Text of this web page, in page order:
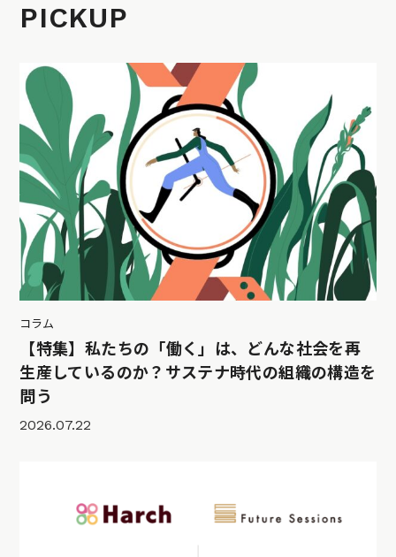
PICKUP
コラム
【特集】私たちの「働く」は、どんな社会を再
生産しているのか？サステナ時代の組織の構造を
問う
2026.07.22